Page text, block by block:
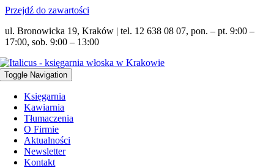
Przejdź do zawartości
ul. Bronowicka 19, Kraków | tel. 12 638 08 07, pon. – pt. 9:00 –
17:00, sob. 9:00 – 13:00
Toggle Navigation
Księgarnia
Kawiarnia
Tłumaczenia
O Firmie
Aktualności
Newsletter
Kontakt